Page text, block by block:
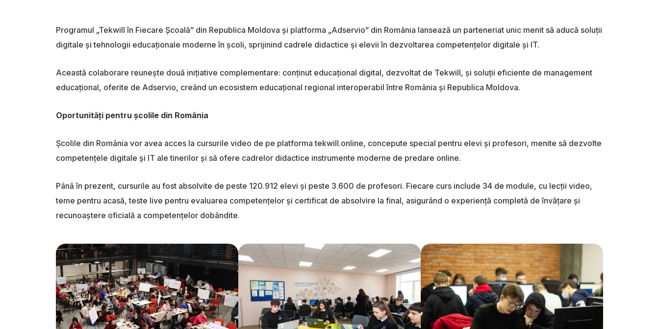
Programul „Tekwill în Fiecare Școală” din Republica Moldova și platforma „Adservio” din România lansează un parteneriat unic menit să aducă soluții
digitale și tehnologii educaționale moderne în școli, sprijinind cadrele didactice și elevii în dezvoltarea competențelor digitale și IT.
Această colaborare reunește două inițiative complementare: conținut educațional digital, dezvoltat de Tekwill, și soluții eficiente de management
educațional, oferite de Adservio, creând un ecosistem educațional regional interoperabil între România și Republica Moldova.
Oportunități pentru școlile din România
Școlile din România vor avea acces la cursurile video de pe platforma tekwill.online, concepute special pentru elevi și profesori, menite să dezvolte
competențele digitale și IT ale tinerilor și să ofere cadrelor didactice instrumente moderne de predare online.
Până în prezent, cursurile au fost absolvite de peste 120.912 elevi și peste 3.600 de profesori. Fiecare curs include 34 de module, cu lecții video,
teme pentru acasă, teste live pentru evaluarea competențelor și certificat de absolvire la final, asigurând o experiență completă de învățare și
recunoaștere oficială a competențelor dobândite.